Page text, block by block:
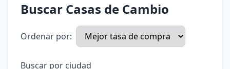
Buscar Casas de Cambio
Ordenar por:
Buscar por ciudad